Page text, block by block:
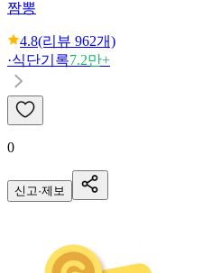
짬뽕
4.8(리뷰 962개)
·식단기록7.2만+
0
신고·제보